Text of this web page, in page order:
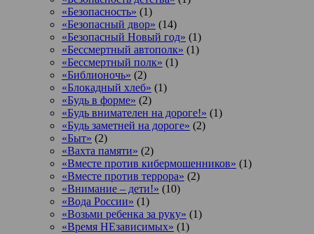
«Безопасность» (1)
«Безопасный двор» (14)
«Безопасный Новый год» (1)
«Бессмертный автополк» (1)
«Бессмертный полк» (1)
«Библионочь» (2)
«Блокадный хлеб» (1)
«Будь в форме» (2)
«Будь внимателен на дороге!» (1)
«Будь заметней на дороге» (2)
«Быт» (2)
«Вахта памяти» (2)
«Вместе против кибермошенников» (1)
«Вместе против террора» (2)
«Внимание – дети!» (10)
«Вода России» (1)
«Возьми ребенка за руку» (1)
«Время НЕзависимых» (1)